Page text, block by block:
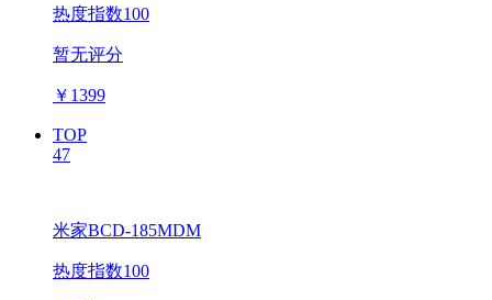
热度指数100
暂无评分
￥ 1399
TOP
47
米家BCD-185MDM
热度指数100